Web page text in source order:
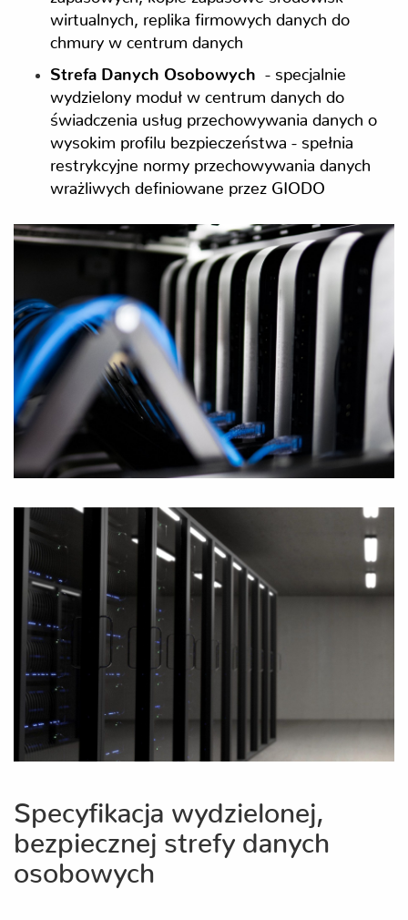
wirtualnych, replika firmowych danych do
chmury w centrum danych
Strefa Danych Osobowych
- specjalnie
wydzielony moduł w centrum danych do
świadczenia usług przechowywania danych o
wysokim profilu bezpieczeństwa - spełnia
restrykcyjne normy przechowywania danych
wrażliwych definiowane przez GIODO
Specyfikacja wydzielonej,
bezpiecznej strefy danych
osobowych